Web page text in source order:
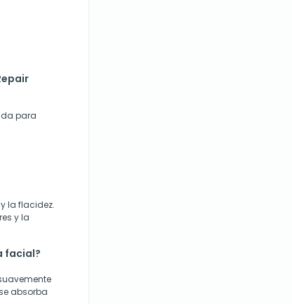
para
la flacidez.
y la
facial?
absorba